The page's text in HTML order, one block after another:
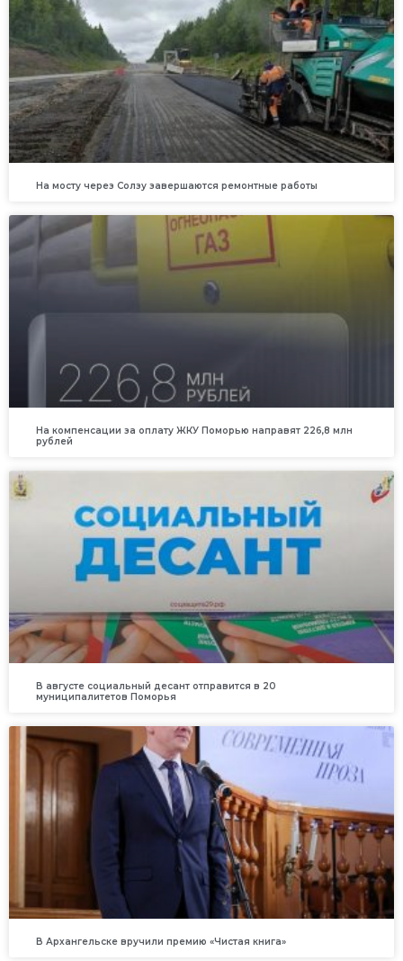
На мосту через Солзу завершаются ремонтные работы
На компенсации за оплату ЖКУ Поморью направят 226,8 млн
рублей
В августе социальный десант отправится в 20
муниципалитетов Поморья
В Архангельске вручили премию «Чистая книга»